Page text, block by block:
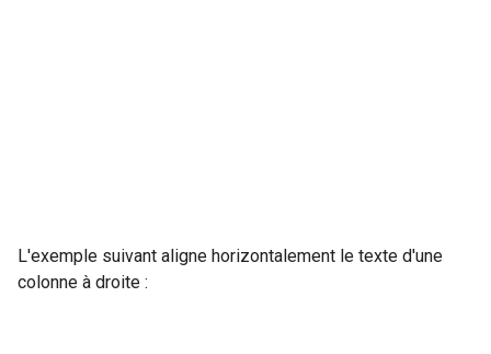
L'exemple suivant aligne horizontalement le texte d'une
colonne à droite :